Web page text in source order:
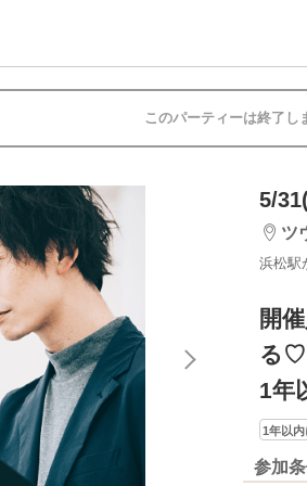
このパーティーは終了し
5/
ツ
浜松駅
開
る♡
1年
1年以
参加